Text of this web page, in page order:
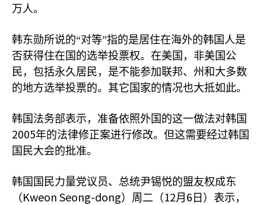
万人。
韩东勋所说的“对等”指的是居住在海外的韩国人是
否获得住在国的选举投票权。在美国，非美国公
民，包括永久居民，是不能参加联邦、州和大多数
的地方选举投票的。其它国家的情况也大抵如此。
韩国法务部表示，准备依照外国的这一做法对韩国
2005年的法律修正案进行修改。但这需要经过韩国
国民大会的批准。
韩国国民力量党议员、总统尹锡悦的盟友权成东
（ Kweon Seong-dong）周二（ 12月 6 日）表示，